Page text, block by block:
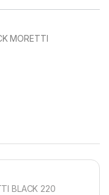
MORETTI
BLACK 220